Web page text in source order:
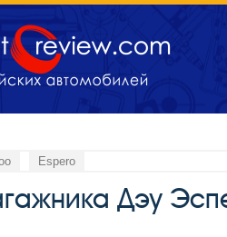
Espero
Дэу